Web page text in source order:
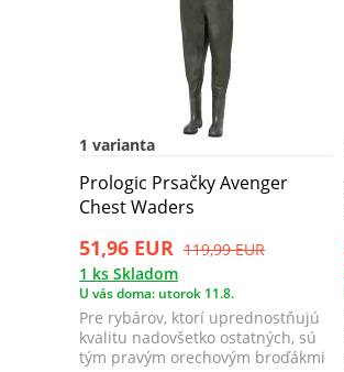
1 varianta
Prologic Prsačky Avenger
Chest Waders
51,96 EUR 119,99 EUR
1 ks Skladom
U vás doma: utorok 11.8.
Pre rybárov, ktorí uprednostňujú
kvalitu nadovšetko ostatných, sú
tým pravým orechovým broďákmi